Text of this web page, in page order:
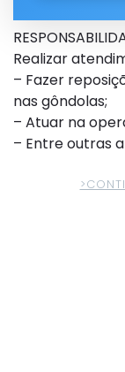
Realizar
– Fazer
nas gôndolas;
– Atuar na
– Entre outras